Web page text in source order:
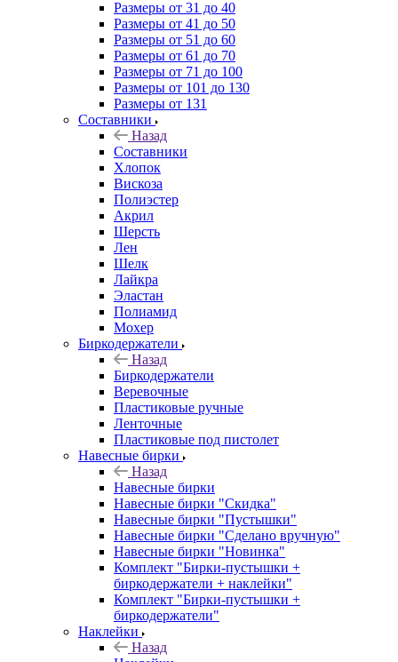
Размеры от 31 до 40
Размеры от 41 до 50
Размеры от 51 до 60
Размеры от 61 до 70
Размеры от 71 до 100
Размеры от 101 до 130
Размеры от 131
Составники
Назад
Составники
Хлопок
Вискоза
Полиэстер
Акрил
Шерсть
Лен
Шелк
Лайкра
Эластан
Полиамид
Мохер
Биркодержатели
Назад
Биркодержатели
Веревочные
Пластиковые ручные
Ленточные
Пластиковые под пистолет
Навесные бирки
Назад
Навесные бирки
Навесные бирки "Скидка"
Навесные бирки "Пустышки"
Навесные бирки "Сделано вручную"
Навесные бирки "Новинка"
Комплект "Бирки-пустышки +
биркодержатели + наклейки"
Комплект "Бирки-пустышки +
биркодержатели"
Наклейки
Назад